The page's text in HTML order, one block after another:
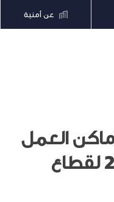
عن أمنية
العمل
في الأردن لعام 2026 لقطاع